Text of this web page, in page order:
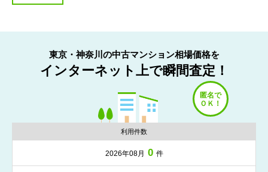
東京・神奈川の中古マンション相場価格を
インターネット上で瞬間査定！
利用件数
2026年08月 0 件